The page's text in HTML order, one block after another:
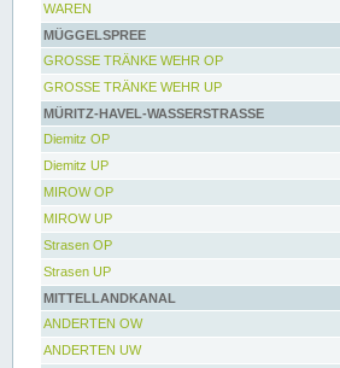
WAREN
MÜGGELSPREE
GROSSE TRÄNKE WEHR OP
GROSSE TRÄNKE WEHR UP
MÜRITZ-HAVEL-WASSERSTRASSE
Diemitz OP
Diemitz UP
MIROW OP
MIROW UP
Strasen OP
Strasen UP
MITTELLANDKANAL
ANDERTEN OW
ANDERTEN UW